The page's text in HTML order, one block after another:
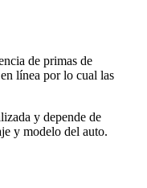
de primas de
línea por lo cual las
y depende de
y modelo del auto.